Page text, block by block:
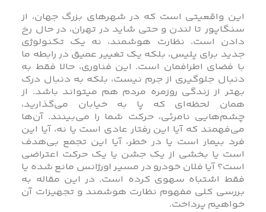
این واقعیتی است که در شهرهای بزرگ جهان، از
سنگاپور تا لندن و حتی شاید در تهران، در حال رخ
دادن است. نظارت هوشمند، نه یک تکنولوژی
جدید برای پلیس، بلکه یک تغییر عمیق در رابطه‌ ما
با فضای اطرافمان است. این فناوری، حالا فقط به
دنبال جلوگیری از جرم نیست، بلکه به دنبال درک
بهتر از زندگی روزمره‌ مردم هم میتواند باشد. از
همان لحظه‌ای که پا به خیابان می‌گذارید،
چشم‌هایی نامرئی، حرکت شما را می‌بینند. آن‌ها
می‌فهمند که آیا این رفتار عادی است یا نه، آیا این
فرد بیمار است یا در خطر، آیا این تجمع بی‌هدف
است یا بخشی از یک جشن یا یک حرکت اعتراضی
است؟ آیا فلان خودرو در مسیر اورژانس مانع شده یا
فقط اشتباه سهوی کرده است. در این مقاله به
بررسی کلی مفهوم نظارت هوشمند و تجهیزات آن
خواهیم پرداخت.